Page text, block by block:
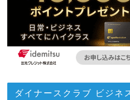
ダイナースクラブ ビジネ